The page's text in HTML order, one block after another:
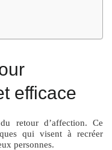
efficace
retour d’affection. Ce
qui visent à recréer
personnes.